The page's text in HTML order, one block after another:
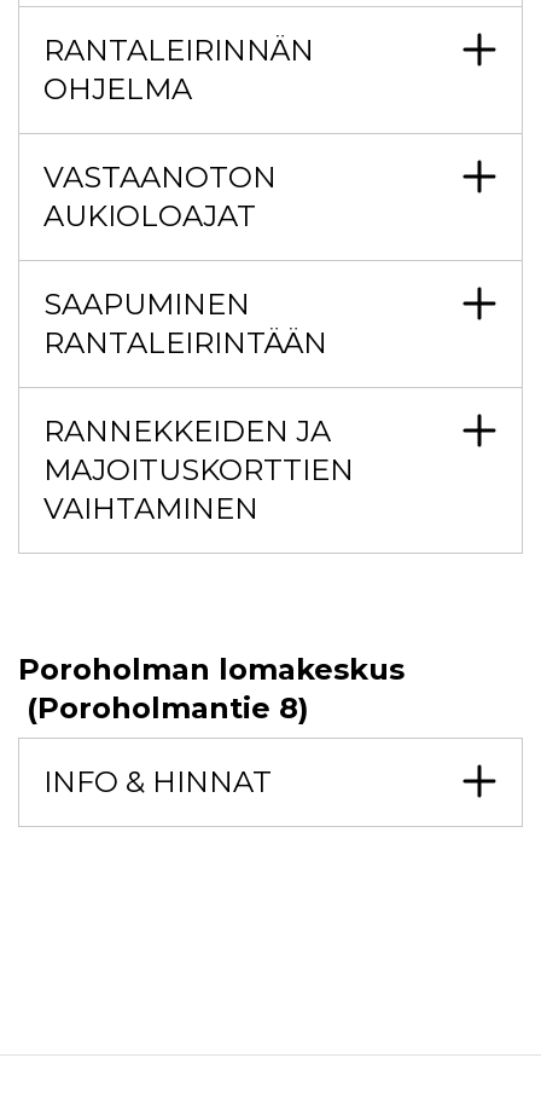
RANTALEIRINNÄN
OHJELMA
VASTAANOTON
AUKIOLOAJAT
SAAPUMINEN
RANTALEIRINTÄÄN
RANNEKKEIDEN JA
MAJOITUSKORTTIEN
VAIHTAMINEN
Poroholman lomakeskus
(Poroholmantie 8)
INFO & HINNAT